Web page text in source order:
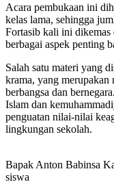
Acara pembukaan ini
kelas lama, sehingga
Fortasib kali ini
berbagai aspek penting
Salah satu materi yang
krama, yang
berbangsa dan
Islam dan
penguatan nilai-nilai
lingkungan sekolah.
Bapak Anton Babinsa
siswa